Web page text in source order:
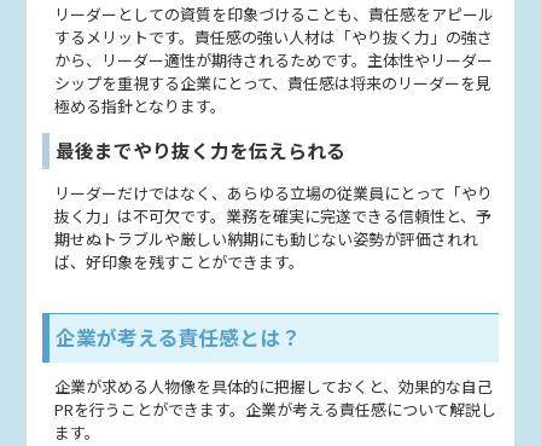
リーダーとしての資質を印象づけることも、責任感をアピール
するメリットです。責任感の強い人材は「やり抜く力」の強さ
から、リーダー適性が期待されるためです。主体性やリーダー
シップを重視する企業にとって、責任感は将来のリーダーを見
極める指針となります。
最後までやり抜く力を伝えられる
リーダーだけではなく、あらゆる立場の従業員にとって「やり
抜く力」は不可欠です。業務を確実に完遂できる信頼性と、予
期せぬトラブルや厳しい納期にも動じない姿勢が評価されれ
ば、好印象を残すことができます。
企業が考える責任感とは？
企業が求める人物像を具体的に把握しておくと、効果的な自己
PRを行うことができます。企業が考える責任感について解説し
ます。